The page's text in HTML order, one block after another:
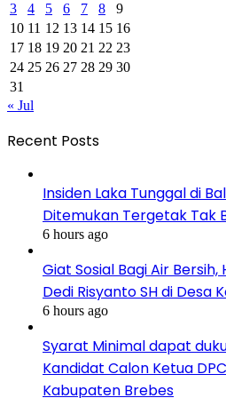
3
4 5 6 7 8
9
10 11 12 13 14 15 16
17 18 19 20 21 22 23
24 25 26 27 28 29 30
31
« Jul
Recent Posts
Insiden Laka Tunggal di
Ditemukan Tergetak Tak
6 hours ago
Giat Sosial Bagi Air Bersih,
Dedi Risyanto SH di Desa
6 hours ago
Syarat Minimal dapat
Kandidat Calon Ketua
Kabupaten Brebes